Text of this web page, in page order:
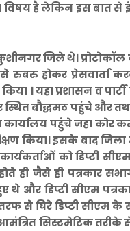
विषय है लेकिन इस बात
जिले थे।
होकर प्रेसवार्ता
। यहा प्रशासन व
बौद्धमठ पहुंचे और
कार्यालय पहुंचे जहा कोर
किया। इसके बाद
कार्यकर्ताओं को
ही जैसे ही पत्रकार
और डिप्टी सीएम
से घिरे डिप्टी सीएम
सिस्टमेटिक तरीके